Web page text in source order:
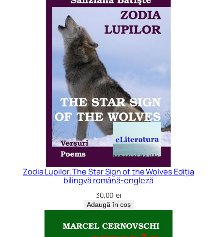
Zodia Lupilor. The Star Sign of the Wolves Ediția
bilingvă română-engleză
30,00lei
Adaugă în coș